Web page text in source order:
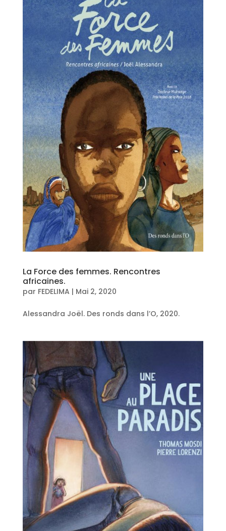
La Force des femmes. Rencontres
africaines.
par FEDELIMA | Mai 2, 2020
Alessandra Joël. Des ronds dans l’O, 2020.